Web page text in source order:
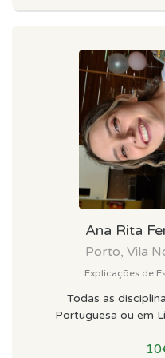
Ana Rita
Porto, Vila
Explicações de
Todas as
Portuguesa ou em